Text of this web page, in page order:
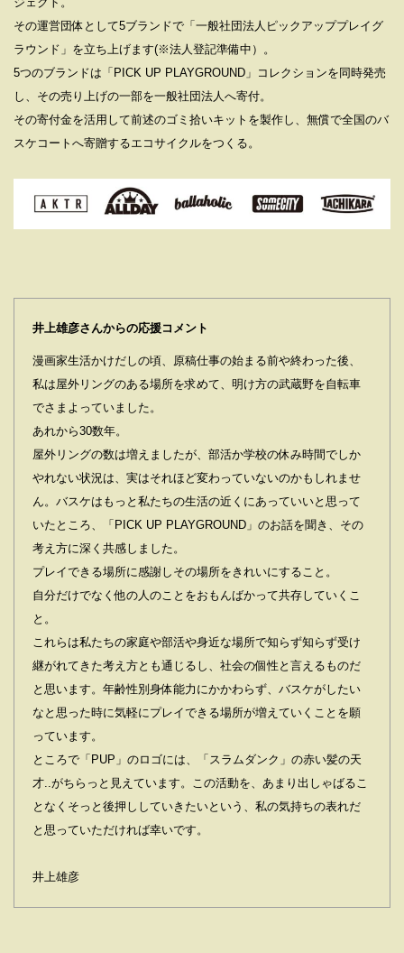
その運営団体として5ブランドで「⼀般社団法⼈ピックアッププレイグ
ラウンド」を⽴ち上げます(※法⼈登記準備中）。
5つのブランドは「PICK UP PLAYGROUND」コレクションを同時発売
し、その売り上げの⼀部を⼀般社団法⼈へ寄付。
その寄付⾦を活⽤して前述のゴミ拾いキットを製作し、無償で全国のバ
スケコートへ寄贈するエコサイクルをつくる。
井上雄彦さんからの応援コメント
漫画家⽣活かけだしの頃、原稿仕事の始まる前や終わった後、
私は屋外リングのある場所を求めて、明け⽅の武蔵野を⾃転⾞
でさまよっていました。
あれから30数年。
屋外リングの数は増えましたが、部活か学校の休み時間でしか
やれない状況は、実はそれほど変わっていないのかもしれませ
ん。バスケはもっと私たちの⽣活の近くにあっていいと思って
いたところ、「PICK UP PLAYGROUND」のお話を聞き、その
考え⽅に深く共感しました。
プレイできる場所に感謝しその場所をきれいにすること。
⾃分だけでなく他の⼈のことをおもんばかって共存していくこ
と。
これらは私たちの家庭や部活や⾝近な場所で知らず知らず受け
継がれてきた考え⽅とも通じるし、社会の個性と⾔えるものだ
と思います。年齢性別⾝体能⼒にかかわらず、バスケがしたい
なと思った時に気軽にプレイできる場所が増えていくことを願
っています。
ところで「PUP」のロゴには、「スラムダンク」の⾚い髪の天
才..がちらっと⾒えています。この活動を、あまり出しゃばるこ
となくそっと後押ししていきたいという、私の気持ちの表れだ
と思っていただければ幸いです。
井上雄彦